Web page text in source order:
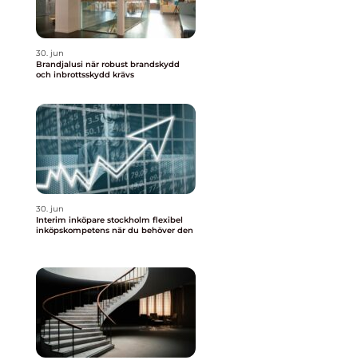
30. jun
Brandjalusi när robust brandskydd
och inbrottsskydd krävs
30. jun
Interim inköpare stockholm flexibel
inköpskompetens när du behöver den